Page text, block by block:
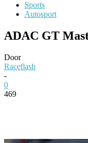
Sports
Autosport
ADAC GT
Door
Raceflash
-
0
469